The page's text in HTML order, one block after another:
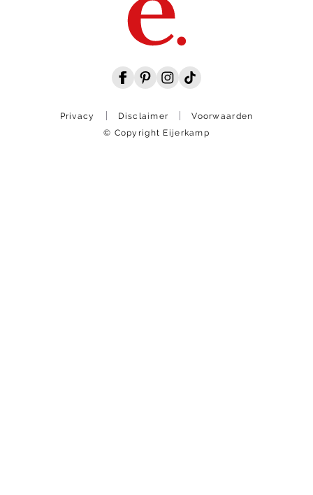
Privacy Disclaimer
Voorwaarden
© Copyright Eijerkamp